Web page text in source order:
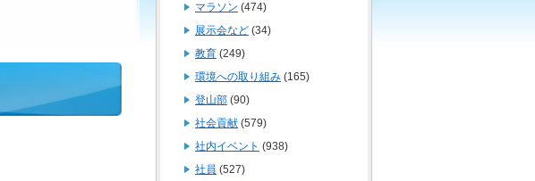
マラソン (474)
展示会など (34)
教育 (249)
環境への取り組み (165)
登山部 (90)
社会貢献 (579)
社内イベント (938)
社員 (527)